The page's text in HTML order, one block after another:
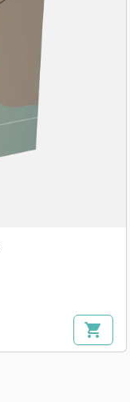
shopping_cart